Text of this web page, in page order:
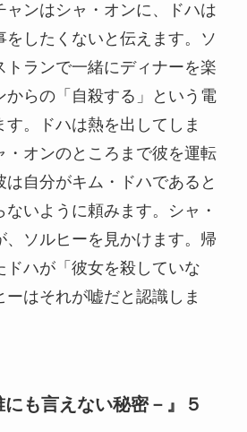
ャンはシャ・オンに、ドハは
をしたくないと伝えます。ソ
トランで一緒にディナーを楽
からの「自殺する」という電
。ドハは熱を出してしま
・オンのところまで彼を運転
は自分がキム・ドハであると
いように頼みます。シャ・
、ソルヒーを見かけます。帰
ドハが「彼女を殺していな
はそれが嘘だと認識しま
にも言えない秘密－』５